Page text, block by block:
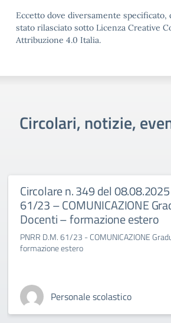
Eccetto dove diversamente specificato,
stato rilasciato sotto Licenza Creative
Attribuzione 4.0 Italia.
Circolari, notizie,
Circolare n. 349 del
61/23 – COMUNICAZIONE
Docenti – formazione estero
PNRR D.M. 61/23 - COMUNICAZIONE
formazione estero
Personale scolastico